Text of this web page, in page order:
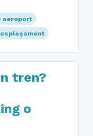
aeroport
tren?
o